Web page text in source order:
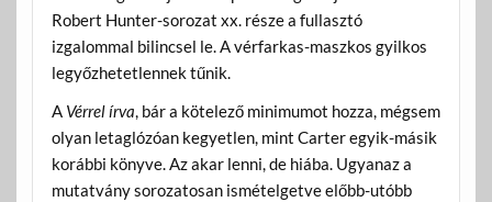
Robert Hunter-sorozat xx. része a fullasztó
izgalommal bilincsel le. A vérfarkas-maszkos gyilkos
legyőzhetetlennek tűnik.
A Vérrel írva, bár a kötelező minimumot hozza, mégsem
olyan letaglózóan kegyetlen, mint Carter egyik-másik
korábbi könyve. Az akar lenni, de hiába. Ugyanaz a
mutatvány sorozatosan ismételgetve előbb-utóbb